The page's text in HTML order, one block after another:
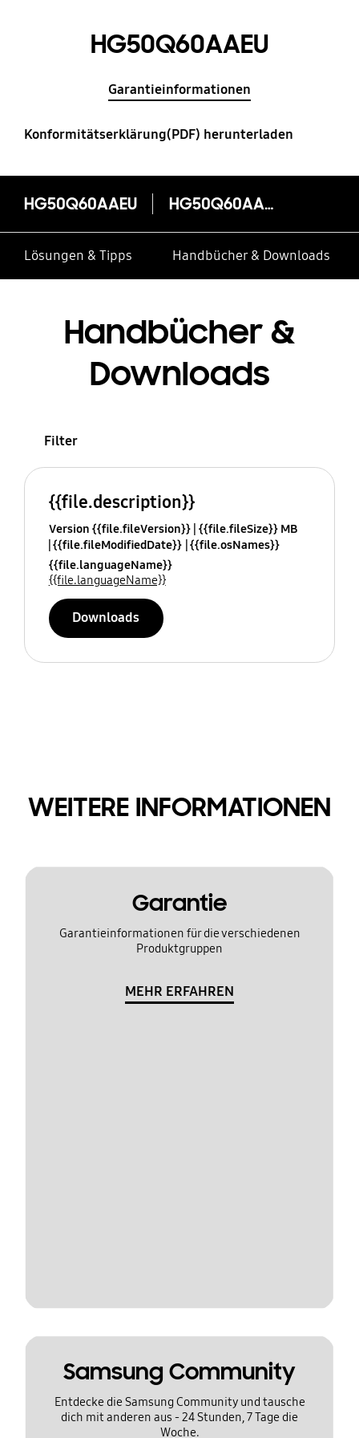
HG50Q60AAEU
Garantieinformationen
Konformitätserklärung(PDF) herunterladen
HG50Q60AAEU HG50Q60AAEU
Lösungen & Tipps Handbücher & Downloads
Handbücher &
Downloads
Filter
{{file.description}}
Version {{file.fileVersion}} {{file.fileSize}} MB
{{file.fileModifiedDate}} {{file.osNames}}
{{file.languageName}}
{{file.languageName}}
Downloads
WEITERE INFORMATIONEN
Garantie
Garantieinformationen für die verschiedenen
Produktgruppen
MEHR ERFAHREN
Samsung Community
Entdecke die Samsung Community und tausche
dich mit anderen aus - 24 Stunden, 7 Tage die
Woche.